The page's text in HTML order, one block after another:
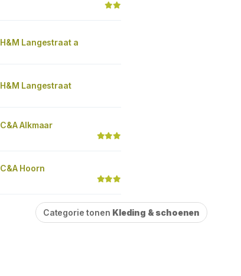
H&M Langestraat a
H&M Langestraat
C&A Alkmaar
C&A Hoorn
Categorie tonen Kleding & schoenen